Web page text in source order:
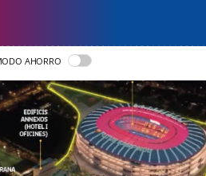
AHORRO